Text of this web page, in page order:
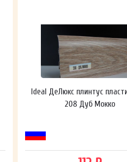
Ideal ДеЛюкс плинтус
208 Дуб Мокко